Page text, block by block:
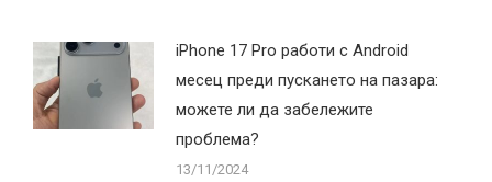
iPhone 17 Pro работи с Android
месец преди пускането на пазара:
можете ли да забележите
проблема?
13/11/2024